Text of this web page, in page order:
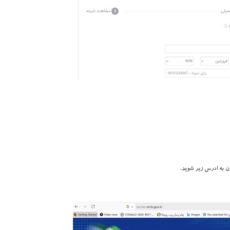
به ادرس زیر شوید.